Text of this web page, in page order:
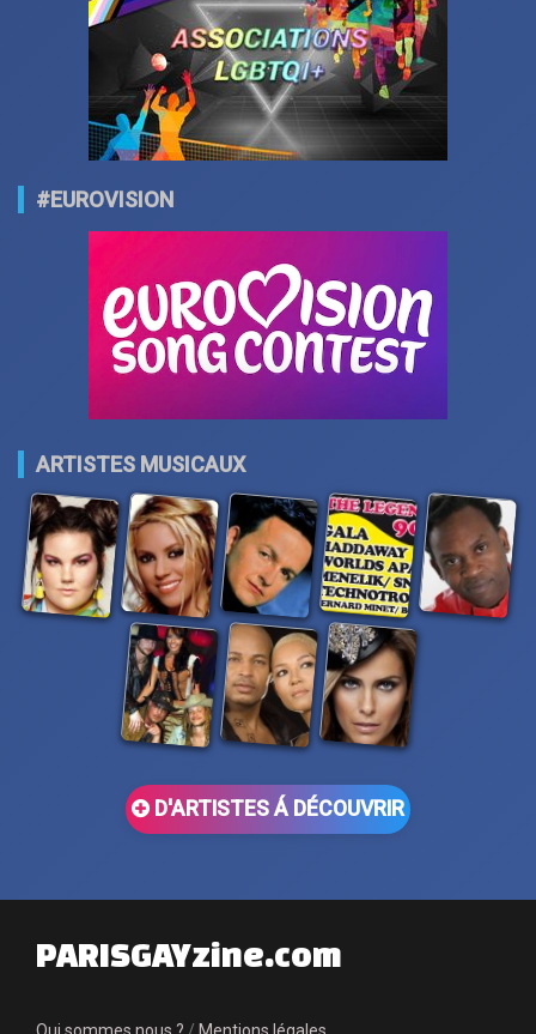
#EUROVISION
ARTISTES MUSICAUX
D'ARTISTES Á DÉCOUVRIR
PARISGAYzine.com
Qui sommes nous ? / Mentions légales